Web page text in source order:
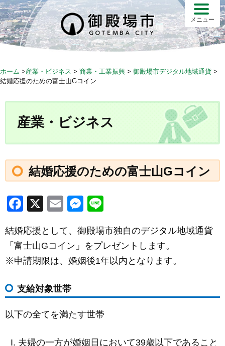
S
k
i
p
c
メニュー
ホーム >産業・ビジネス > 商業・工業振興 > 御殿場市デジタル地域通貨 >
結婚応援のための富士山Gコイン
産業・ビジネス
結婚応援のための富士山Gコイン
F
c
e
b
o
o
k
X
E
ail
M
ss
e
n
er
e
結婚応援として、御殿場市独自のデジタル地域通貨
「富士山Gコイン」をプレゼントします。
※申請期限は、婚姻後1年以内となります。
支給対象世帯
以下の全てを満たす世帯
夫婦の一方が婚姻日において39歳以下であること